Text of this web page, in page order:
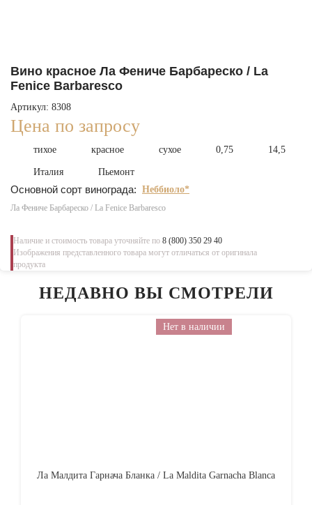
Вино красное Ла Фениче Барбареско / La
Fenice Barbaresco
Артикул: 8308
Цена по запросу
тихое красное сухое 0,75 14,5
Италия Пьемонт
Основной сорт винограда: Неббиоло*
Ла Фениче Барбареско / La Fenice Barbaresco
Наличие и стоимость товара уточняйте по 8 (800) 350 29 40
Изображения представленного товара могут отличаться от оригинала
продукта
НЕДАВНО ВЫ СМОТРЕЛИ
Нет в наличии
Ла Малдита Гарнача Бланка / La Maldita Garnacha Blanca